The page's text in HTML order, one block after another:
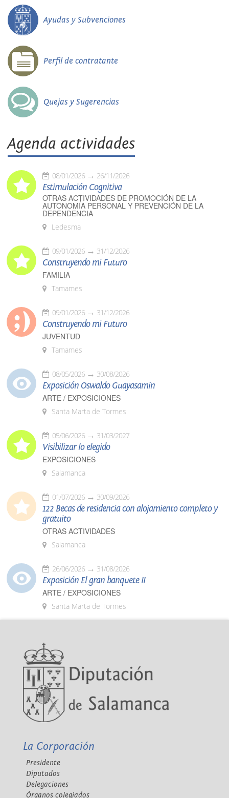
Ayudas y Subvenciones
Perfil de contratante
Quejas y Sugerencias
Agenda actividades
08/01/2026 26/11/2026
Estimulación Cognitiva
OTRAS ACTIVIDADES DE PROMOCIÓN DE LA
AUTONOMÍA PERSONAL Y PREVENCIÓN DE LA
DEPENDENCIA
Ledesma
09/01/2026 31/12/2026
Construyendo mi Futuro
FAMILIA
Tamames
09/01/2026 31/12/2026
Construyendo mi Futuro
JUVENTUD
Tamames
08/05/2026 30/08/2026
Exposición Oswaldo Guayasamín
ARTE / EXPOSICIONES
Santa Marta de Tormes
05/06/2026 31/03/2027
Visibilizar lo elegido
EXPOSICIONES
Salamanca
01/07/2026 30/09/2026
122 Becas de residencia con alojamiento completo y
gratuito
OTRAS ACTIVIDADES
Salamanca
26/06/2026 31/08/2026
Exposición El gran banquete II
ARTE / EXPOSICIONES
Santa Marta de Tormes
La Corporación
Presidente
Diputados
Delegaciones
Órganos colegiados